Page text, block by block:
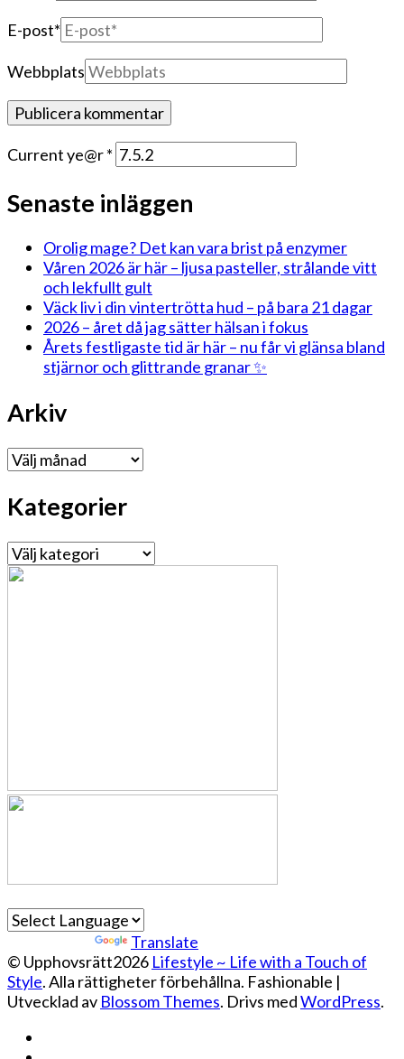
E-post*
Webbplats
Current ye@r*
Senaste inläggen
Orolig mage? Det kan vara brist på enzymer
Våren 2026 är här – ljusa pasteller, strålande vitt
och lekfullt gult
Väck liv i din vintertrötta hud – på bara 21 dagar
2026 – året då jag sätter hälsan i fokus
Årets festligaste tid är här – nu får vi glänsa bland
stjärnor och glittrande granar ✨
Arkiv
Arkiv
Kategorier
Kategorier
Translate
© Upphovsrätt2026 Lifestyle ~ Life with a Touch of
Style. Alla rättigheter förbehållna. Fashionable |
Utvecklad av Blossom Themes. Drivs medWordPress.